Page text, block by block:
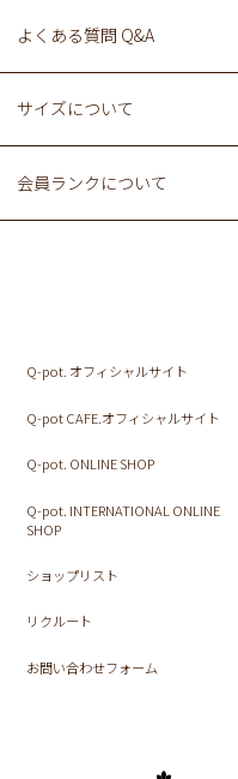
よくある質問 Q&A
サイズについて
会員ランクについて
Q-pot. オフィシャルサイト
Q-pot CAFE.オフィシャルサイト
Q-pot. ONLINE SHOP
Q-pot. INTERNATIONAL ONLINE
SHOP
ショップリスト
リクルート
お問い合わせフォーム